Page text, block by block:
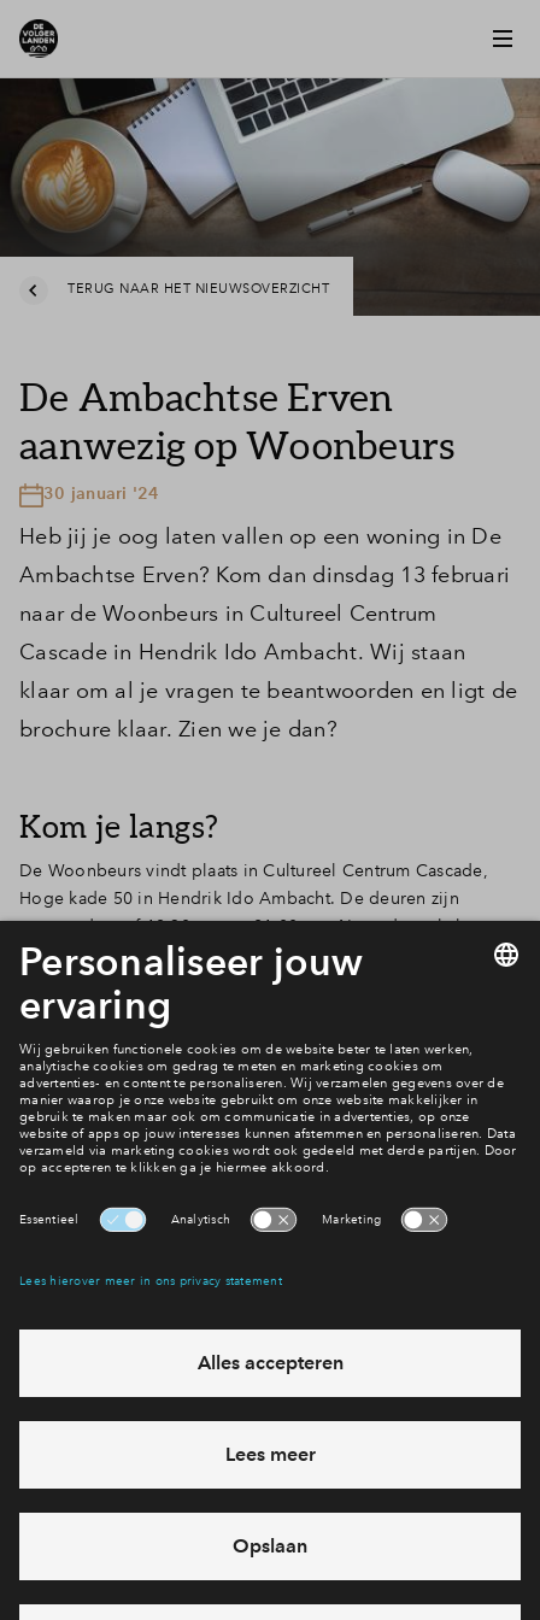
Inloggen
TERUG NAAR HET NIEUWSOVERZICHT
De Ambachtse Erven
aanwezig op Woonbeurs
30 januari '24
Heb jij je oog laten vallen op een woning in De
Ambachtse Erven? Kom dan dinsdag 13 februari
naar de Woonbeurs in Cultureel Centrum
Cascade in Hendrik Ido Ambacht. Wij staan
klaar om al je vragen te beantwoorden en ligt de
brochure klaar. Zien we je dan?
Kom je langs?
De Woonbeurs vindt plaats in Cultureel Centrum Cascade,
Hoge kade 50 in Hendrik Ido Ambacht. De deuren zijn
geopend vanaf 18.30 uur tot 21.00 uur. Naast de makelaar en
ontwikkelaars van De Ambachtse Erven is ook Rabobank
aanwezig voor al je vragen over de financiering van een
nieuwbouwwoning. Ook de andere nieuwbouwprojecten in
Bekijk het woningaanbod
eventuele projecten
Ja, ik wil mij aanmelden
Heb je een vraag en wil je direct antwoord? Bel ons op088 -
71 22 816
6 dagen per week beschikbaar (behalve tijdens
feestdagen)